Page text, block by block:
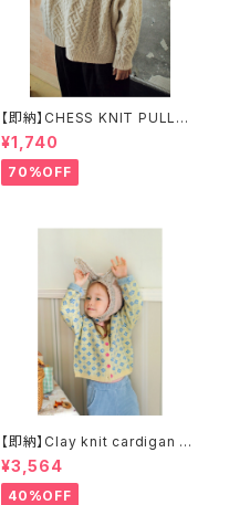
【即納】CHESS KNIT PULLOV
ER ニットケーブルプルオーバー
¥1,740
70%OFF
【即納】Clay knit cardigan ニ
ットカーディガン
¥3,564
40%OFF